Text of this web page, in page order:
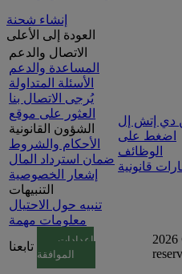
إنشاء شحنة
العودة إلى الأعلى
المساعدة والدعم
الأسئلة المتداولة
يُرجى الاتصال بنا
العثور على موقع
الشؤون القانونية
الأحكام والشروط
ضمان استرداد المال
إشعار الخصوصية
التنبيهات
تنبيه حول الاحتيال
معلومات مهمة
دي إتش إل
اضغط على
الوظائف
قانونية
تابعنا
إعدادات
الموافقة